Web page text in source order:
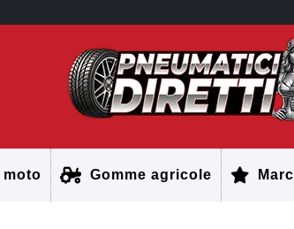
Gomme agricole